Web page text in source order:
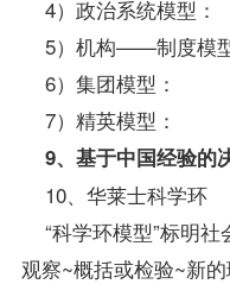
4）政治系统模型：
5）机构——制度模
6）集团模型：
7）精英模型：
9、基于中国经验的
10、华莱士科学环
“科学环模型”标明社
观察~概括或检验~新